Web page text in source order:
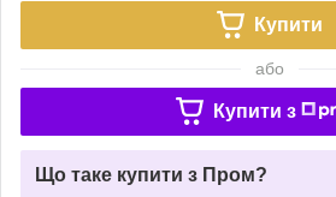
Купити
або
Купити з
Що таке купити з Пром?